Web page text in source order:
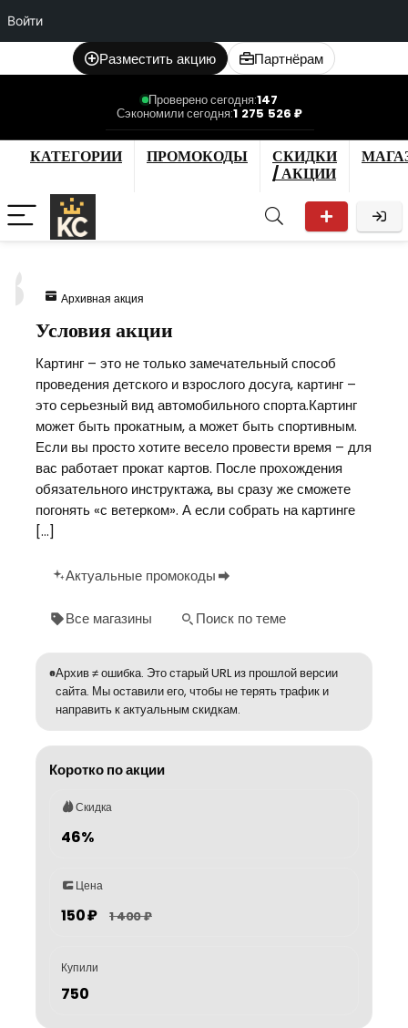
Войти
Разместить акцию Партнёрам
Проверено сегодня:147
Сэкономили сегодня:1 275 526 ₽
КАТЕГОРИИ ПРОМОКОДЫ
СКИДКИ
/ АКЦИИ
Архивная акция
Условия акции
Картинг – это не только замечательный способ
проведения детского и взрослого досуга, картинг –
это серьезный вид автомобильного спорта.Картинг
может быть прокатным, а может быть спортивным.
Если вы просто хотите весело провести время – для
вас работает прокат картов. После прохождения
обязательного инструктажа, вы сразу же сможете
погонять «с ветерком». А если собрать на картинге
[…]
Актуальные промокоды
Все магазины Поиск по теме
Архив ≠ ошибка. Это старый URL из прошлой версии
сайта. Мы оставили его, чтобы не терять трафик и
направить к актуальным скидкам.
Коротко по акции
Скидка
46%
Цена
150 ₽ 1 400 ₽
Купили
750